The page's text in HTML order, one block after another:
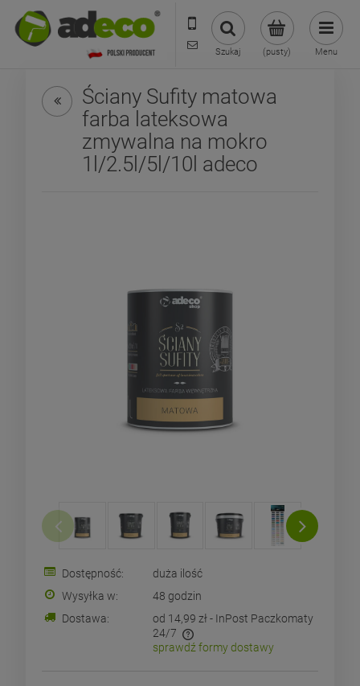
573 569 400
sklep@adecoshop.pl
(pusty)
Szukaj Menu
Ściany Sufity matowa
farba lateksowa
zmywalna na mokro
1l/2.5l/5l/10l adeco
Dostępność:
duża ilość
Wysyłka w:
48 godzin
Dostawa:
od 14,99 zł - InPost Paczkomaty
24/7
Cena nie zawiera ewentualnych kosztów płatności
sprawdź formy dostawy